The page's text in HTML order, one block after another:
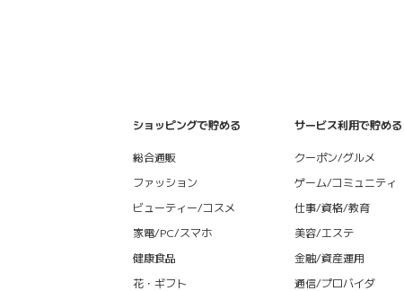
ショッピングで貯める
総合通販
ファッション
ビューティー/コスメ
家電/PC/スマホ
健康食品
花・ギフト
サービス利用で貯める
クーポン/グルメ
ゲーム/コミュニティ
仕事/資格/教育
美容/エステ
金融/資産運用
通信/プロバイダ